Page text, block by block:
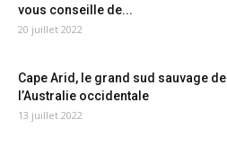
vous conseille de...
20 juillet 2022
Cape Arid, le grand sud sauvage de
l’Australie occidentale
13 juillet 2022